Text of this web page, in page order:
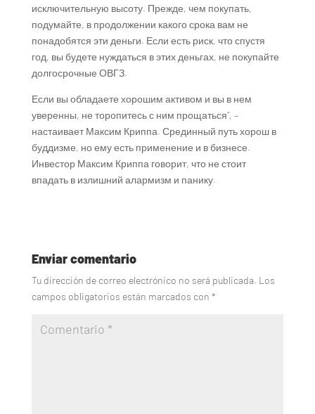
исключительную высоту. Прежде, чем покупать,
подумайте, в продолжении какого срока вам не
понадобятся эти деньги. Если есть риск, что спустя
год, вы будете нуждаться в этих деньгах, не покупайте
долгосрочные ОВГЗ.
Если вы обладаете хорошим активом и вы в нем
уверенны, не торопитесь с ним прощаться”, –
настаивает Максим Криппа. Срединный путь хорош в
буддизме, но ему есть применение и в бизнесе.
Инвестор Максим Криппа говорит, что не стоит
впадать в излишний алармизм и панику.
Enviar comentario
Tu dirección de correo electrónico no será publicada. Los
campos obligatorios están marcados con *